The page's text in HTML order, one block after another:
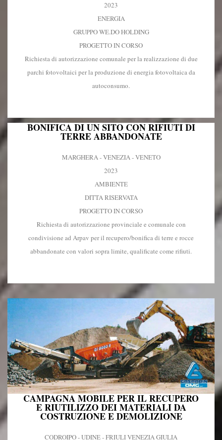
2023
ENERGIA
GRUPPO WE.DO HOLDING
PROGETTO IN CORSO
Richiesta di autorizzazione comunale per la realizzazione di due
parchi fotovoltaici per la produzione di energia fotovoltaica da
autoconsumo.
BONIFICA DI UN SITO CON RIFIUTI DI
TERRE ABBANDONATE
MARGHERA - VENEZIA - VENETO
2023
AMBIENTE
DITTA RISERVATA
PROGETTO IN CORSO
Richiesta di autorizzazione provinciale e comunale con
condivisione ad Arpav per il recupero/bonifica di terre e rocce
abbandonate con valori sopra limite, qualificate come rifiuti.
CAMPAGNA MOBILE PER IL RECUPERO
E RIUTILIZZO DEI MATERIALI DA
COSTRUZIONE E DEMOLIZIONE
CODROIPO - UDINE - FRIULI VENEZIA GIULIA